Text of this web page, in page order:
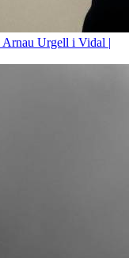
Arnau Urgell i Vidal |